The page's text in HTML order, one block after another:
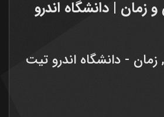
زمان | دانشگاه اندرو
- دانشگاه اندرو تیت